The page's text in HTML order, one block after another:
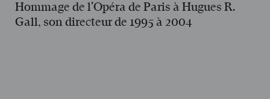
Hommage de l'Opéra de Paris à Hugues R.
Gall, son directeur de 1995 à 2004